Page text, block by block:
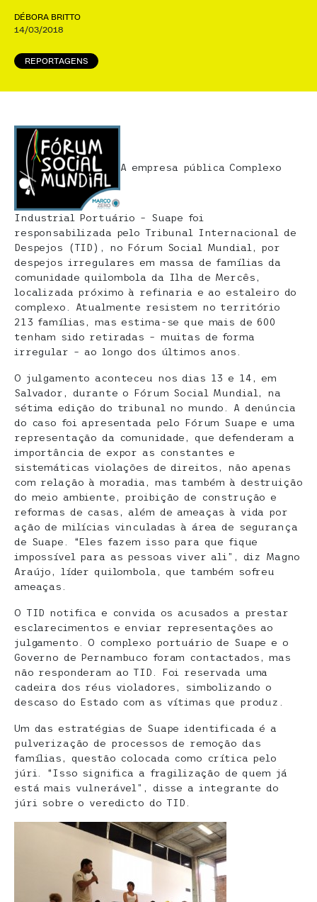
DÉBORA BRITTO
14/03/2018
REPORTAGENS
A empresa pública Complexo
Industrial Portuário – Suape foi
responsabilizada pelo Tribunal Internacional de
Despejos (TID), no Fórum Social Mundial, por
despejos irregulares em massa de famílias da
comunidade quilombola da Ilha de Mercês,
localizada próximo à refinaria e ao estaleiro do
complexo. Atualmente resistem no território
213 famílias, mas estima-se que mais de 600
tenham sido retiradas – muitas de forma
irregular – ao longo dos últimos anos.
O julgamento aconteceu nos dias 13 e 14, em
Salvador, durante o Fórum Social Mundial, na
sétima edição do tribunal no mundo. A denúncia
do caso foi apresentada pelo Fórum Suape e uma
representação da comunidade, que defenderam a
importância de expor as constantes e
sistemáticas violações de direitos, não apenas
com relação à moradia, mas também à destruição
do meio ambiente, proibição de construção e
reformas de casas, além de ameaças à vida por
ação de milícias vinculadas à área de segurança
de Suape. “Eles fazem isso para que fique
impossível para as pessoas viver ali”, diz Magno
Araújo, líder quilombola, que também sofreu
ameaças.
O TID notifica e convida os acusados a prestar
esclarecimentos e enviar representações ao
julgamento. O complexo portuário de Suape e o
Governo de Pernambuco foram contactados, mas
não responderam ao TID. Foi reservada uma
cadeira dos réus violadores, simbolizando o
descaso do Estado com as vítimas que produz.
Um das estratégias de Suape identificada é a
pulverização de processos de remoção das
famílias, questão colocada como crítica pelo
júri. “Isso significa a fragilização de quem já
está mais vulnerável”, disse a integrante do
júri sobre o veredicto do TID.